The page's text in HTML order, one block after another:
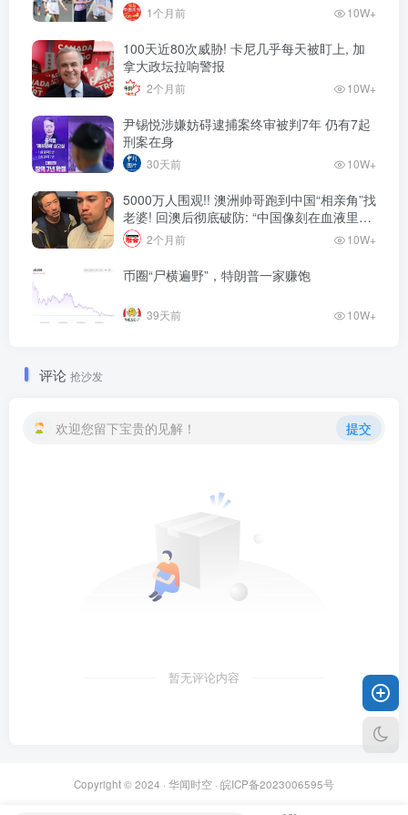
1个月前 10W+
100天近80次威胁! 卡尼几乎每天被盯上, 加
拿大政坛拉响警报
2个月前 10W+
尹锡悦涉嫌妨碍逮捕案终审被判7年 仍有7起
刑案在身
30天前 10W+
5000万人围观!! 澳洲帅哥跑到中国“相亲角”找
老婆! 回澳后彻底破防: “中国像刻在血液里的
家”! 全网疯狂热议…
2个月前 10W+
币圈“尸横遍野”，特朗普一家赚饱
39天前 10W+
评论 抢沙发
欢迎您留下宝贵的见解！ 提交
暂无评论内容
Copyright © 2024 · 华闻时空 · 皖ICP备2023006595号